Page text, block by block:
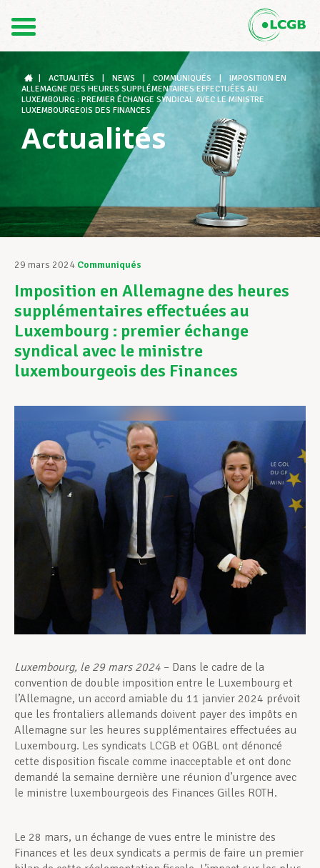
DE
Le LCGB
Structures syndicales
Assistance au Travail
Vos droits
Assistance en vie privée
Développement professionnel
Devenir Membre
Actualités
ACTUALITÉS NEWS COMMUNIQUÉS
IMPOSITION EN
ALLEMAGNE DES HEURES SUPPLÉMENTAIRES EFFECTUÉES AU
LUXEMBOURG : PREMIER ÉCHANGE SYNDICAL AVEC LE MINISTRE
LUXEMBOURGEOIS DES FINANCES
Actualités
29 mars 2024 Communiqués
Imposition en Allemagne des heures
supplémentaires effectuées au
Luxembourg : premier échange
syndical avec le ministre
luxembourgeois des Finances
Luxembourg, le 29 mars 2024 – Dans le cadre de la
convention de double imposition entre le Luxembourg et
l’Allemagne, un accord amiable du 11 janvier 2024 prévoit
que les frontaliers allemands doivent payer des impôts en
Allemagne sur les heures supplémentaires effectuées au
Luxembourg. Les syndicats LCGB et OGBL ont dénoncé
cette disposition fiscale comme inacceptable et ont donc
demandé la semaine dernière une réunion d’urgence avec
le ministre luxembourgeois des Finances Gilles ROTH.
Le 28 mars, un échange de vues entre le ministre des
Finances et les deux syndicats a permis de faire un premier